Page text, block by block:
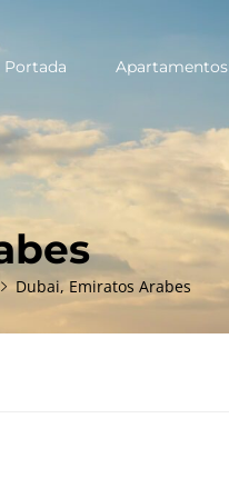
Portada Apartamentos
Dubai, Emiratos Arabes